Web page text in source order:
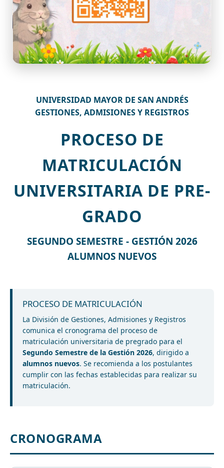
UNIVERSIDAD MAYOR DE SAN ANDRÉS
GESTIONES, ADMISIONES Y REGISTROS
PROCESO DE
MATRICULACIÓN
UNIVERSITARIA DE PRE-
GRADO
SEGUNDO SEMESTRE - GESTIÓN 2026
ALUMNOS NUEVOS
PROCESO DE MATRICULACIÓN
La División de Gestiones, Admisiones y Registros
comunica el cronograma del proceso de
matriculación universitaria de pregrado para el
Segundo Semestre de la Gestión 2026, dirigido a
alumnos nuevos. Se recomienda a los postulantes
cumplir con las fechas establecidas para realizar su
matriculación.
CRONOGRAMA